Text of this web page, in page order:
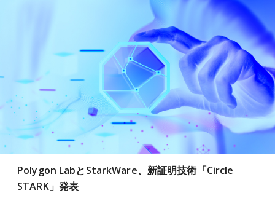
Polygon LabとStarkWare、新証明技術「Circle
STARK」発表